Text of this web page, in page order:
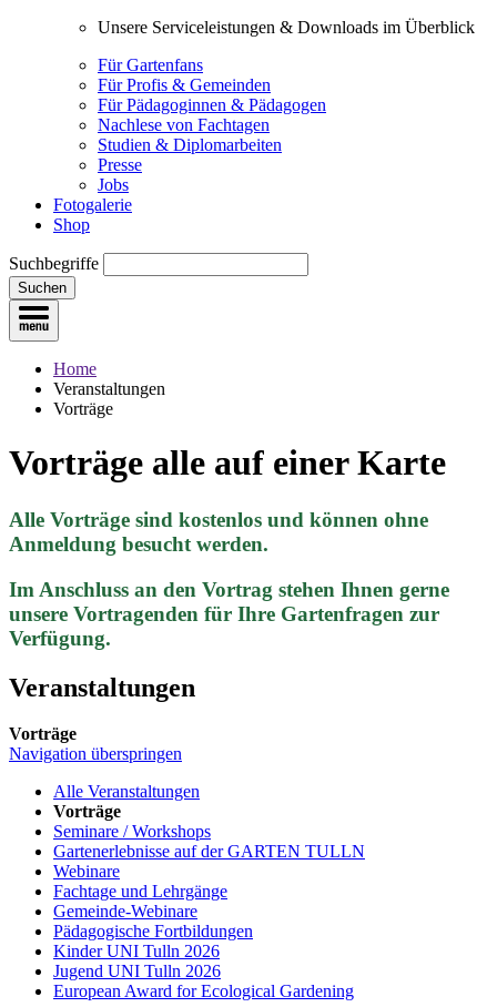
Unsere Serviceleistungen & Downloads im Überblick
Für Gartenfans
Für Profis & Gemeinden
Für Pädagoginnen & Pädagogen
Nachlese von Fachtagen
Studien & Diplomarbeiten
Presse
Jobs
Fotogalerie
Shop
Suchbegriffe
Suchen
Home
Veranstaltungen
Vorträge
Vorträge alle auf einer Karte
Alle Vorträge sind kostenlos und können ohne
Anmeldung besucht werden.
Im Anschluss an den Vortrag stehen Ihnen gerne
unsere Vortragenden für Ihre Gartenfragen zur
Verfügung.
Veranstaltungen
Vorträge
Navigation überspringen
Alle Veranstaltungen
Vorträge
Seminare / Workshops
Gartenerlebnisse auf der GARTEN TULLN
Webinare
Fachtage und Lehrgänge
Gemeinde-Webinare
Pädagogische Fortbildungen
Kinder UNI Tulln 2026
Jugend UNI Tulln 2026
European Award for Ecological Gardening